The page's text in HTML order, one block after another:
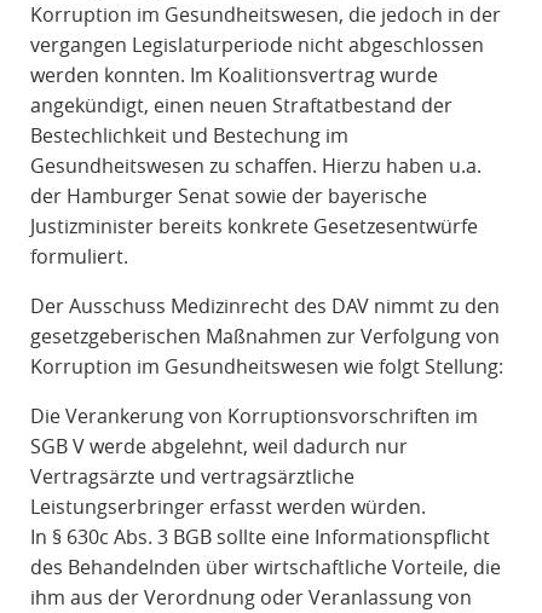
Korruption im Gesundheitswesen, die jedoch in der
vergangen Legislaturperiode nicht abgeschlossen
werden konnten. Im Koalitionsvertrag wurde
angekündigt, einen neuen Straftatbestand der
Bestechlichkeit und Bestechung im
Gesundheitswesen zu schaffen. Hierzu haben u.a.
der Hamburger Senat sowie der bayerische
Justizminister bereits konkrete Gesetzesentwürfe
formuliert.
Der Ausschuss Medizinrecht des DAV nimmt zu den
gesetzgeberischen Maßnahmen zur Verfolgung von
Korruption im Gesundheitswesen wie folgt Stellung:
Die Verankerung von Korruptionsvorschriften im
SGB V werde abgelehnt, weil dadurch nur
Vertragsärzte und vertragsärztliche
Leistungserbringer erfasst werden würden.
In § 630c Abs. 3 BGB sollte eine Informationspflicht
des Behandelnden über wirtschaftliche Vorteile, die
ihm aus der Verordnung oder Veranlassung von